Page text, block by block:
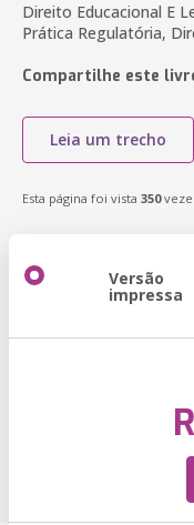
Direito Educacional E
Prática Regulatória,
Compartilhe este
Leia um trecho
Esta página foi vista 350
Versão
impressa